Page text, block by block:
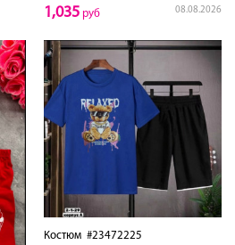
08.08.2026
1,035 руб
Костюм #23472225